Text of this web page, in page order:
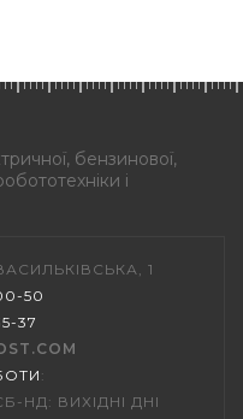
бензинової,
і
1
50
37
:
НД: ВИХІДНІ ДНІ